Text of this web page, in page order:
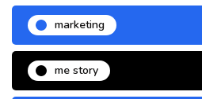
marketing
me story